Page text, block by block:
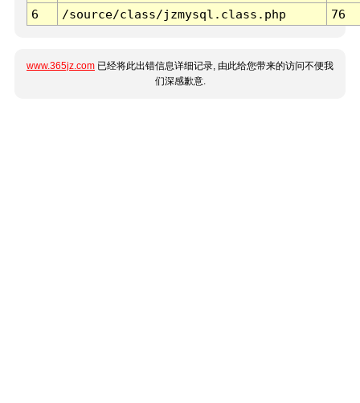
6
/source/class/jzmysql.class.php 76
www.365jz.com 已经将此出错信息详细记录, 由此给您带来的访问不便我
们深感歉意.